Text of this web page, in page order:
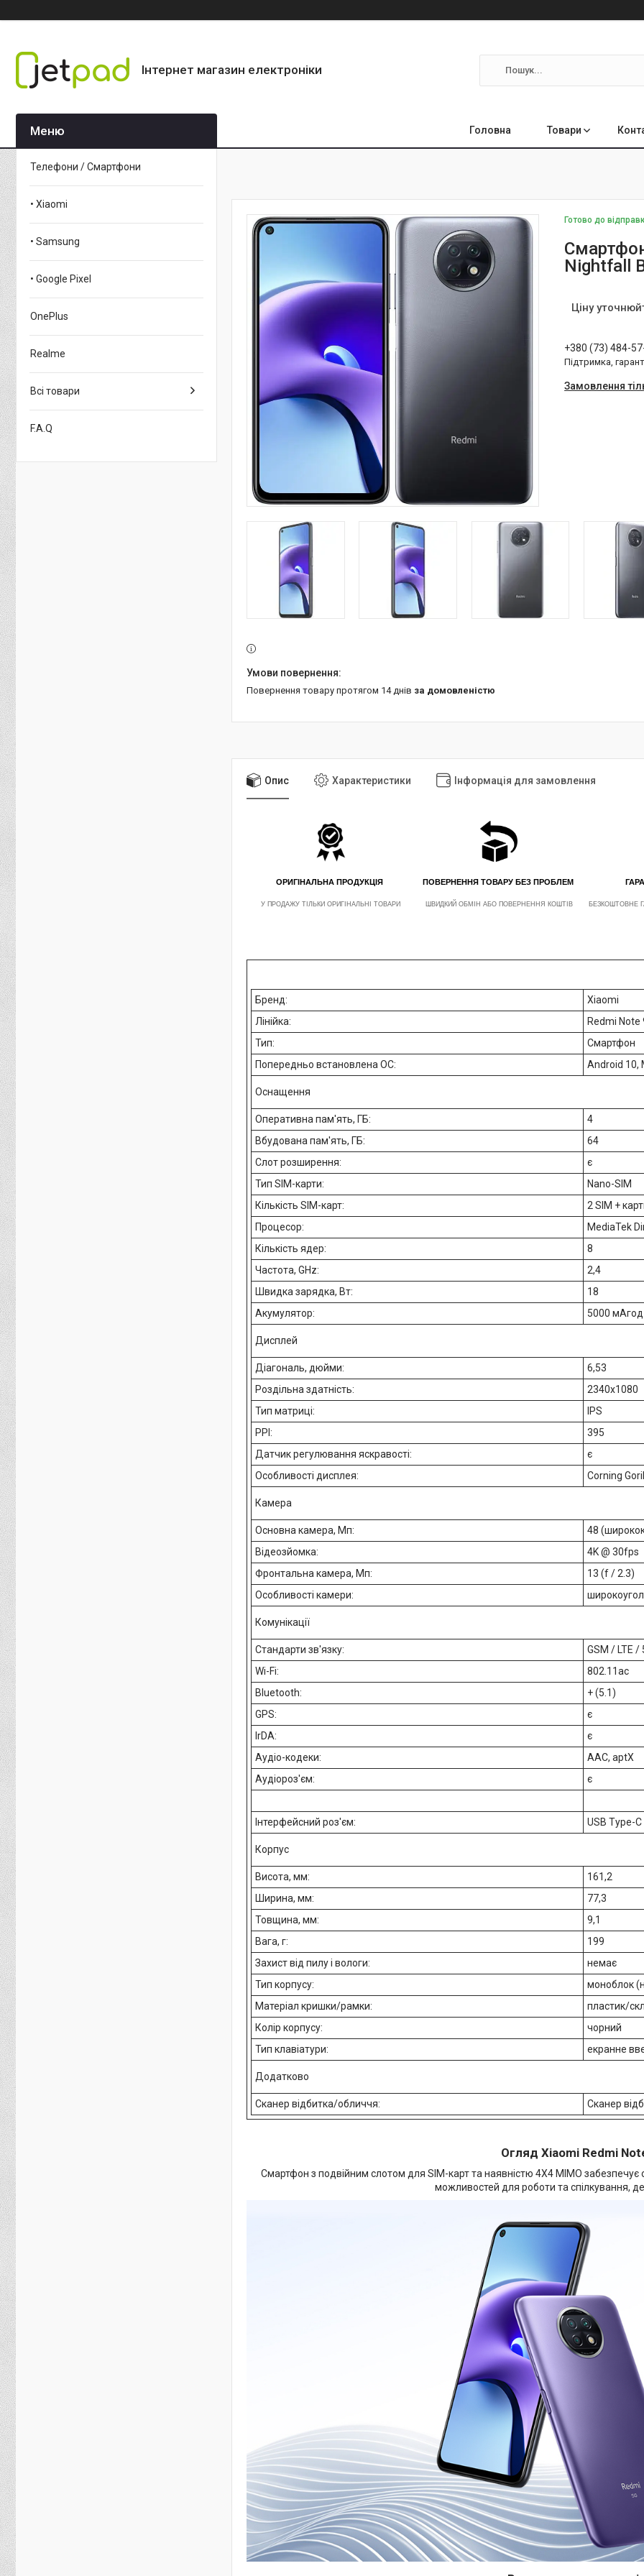
Інтернет магазин електроніки
Головна Товари
Готово до
Nightfall
Ціну
+380 (73) 484-
Підтримка,
Замовлення
повернення товару протягом 14 днів за домовленістю
Опис Характеристики Інформація для замовлення
ОРИГІНАЛЬНА ПРОДУКЦІЯ ПОВЕРНЕННЯ ТОВАРУ БЕЗ ПРОБЛЕМ
У ПРОДАЖУ ТІЛЬКИ ОРИГІНАЛЬНІ ТОВАРИ ШВИДКИЙ ОБМІН АБО ПОВЕРНЕННЯ КОШТІВ БЕЗКОШТОВНЕ
Бренд:
Xiaomi
Лінійка:
Redmi Note
Тип:
Смартфон
Попередньо встановлена ОС:
Android 10,
Оснащення
Оперативна пам'ять, ГБ:
4
Вбудована пам'ять, ГБ:
64
Слот розширення:
є
Тип SIM-карти:
Nano-SIM
Кількість SIM-карт:
2 SIM +
Процесор:
MediaTek
Кількість ядер:
8
Частота, GHz:
2,4
Швидка зарядка, Вт:
18
Акумулятор:
5000 мАгод
Дисплей
Діагональ, дюйми:
6,53
Роздільна здатність:
2340x1080
Тип матриці:
IPS
PPI:
395
Датчик регулювання яскравості:
є
Особливості дисплея:
Corning
Камера
Основна камера, Мп:
48
Відеозйомка:
4K @ 30fps
Фронтальна камера, Мп:
13 (f / 2.3)
Особливості камери:
Комунікації
Стандарти зв'язку:
GSM / LTE /
Wi-Fi:
802.11ac
Bluetooth:
+ (5.1)
GPS:
є
IrDA:
є
Аудіо-кодеки:
AAC, aptX
Аудіороз'єм:
є
Інтерфейсний роз'єм: USB Type-C
Корпус
Висота, мм:
161,2
Ширина, мм:
77,3
Товщина, мм:
9,1
Вага, г:
199
Захист від пилу і вологи:
немає
Тип корпусу:
моноблок
Матеріал кришки/рамки:
пластик/
Колір корпусу:
чорний
Тип клавіатури:
екранне
Додатково
Сканер відбитка/обличчя: Сканер
Огляд Xiaomi Redmi
Смартфон з подвійним слотом для SIM-карт та наявністю 4X4 MIMO
можливостей для роботи та спілкування,
Телефони / Смартфони
• Xiaomi
• Samsung
• Google Pixel
OnePlus
Realme
Всі товари
F.A.Q